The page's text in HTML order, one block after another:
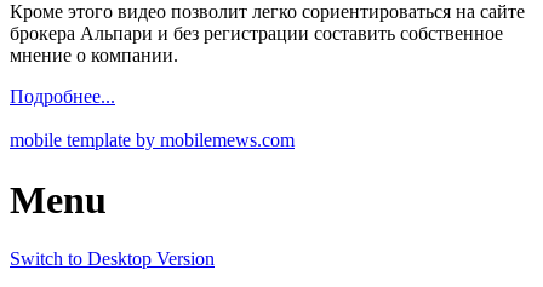
Кроме этого видео позволит легко сориентироваться на сайте
брокера Альпари и без регистрации составить собственное
мнение о компании.
Подробнее...
mobile template by mobilemews.com
Menu
Switch to Desktop Version